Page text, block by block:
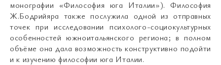
монографии «Философия юга Италии»). Философия
Ж.Бодрийяра также послужила одной из отправных
точек при исследовании психолого-социокультурных
особенностей южноитальянского региона; в полном
объёме она дала возможность конструктивно подойти
и к изучению философии юга Италии.